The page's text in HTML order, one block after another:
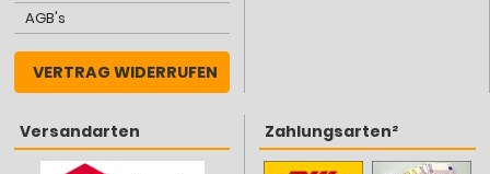
AGB's
VERTRAG WIDERRUFEN
Versandarten Zahlungsarten²